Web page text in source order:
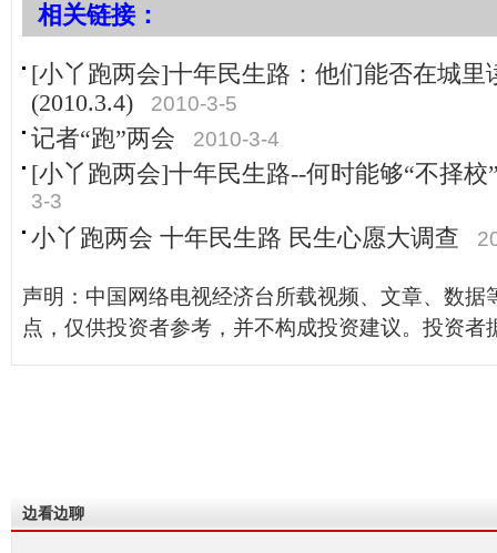
相关链接：
[小丫跑两会]十年民生路：他们能否在城里
(2010.3.4)
2010-3-5
记者“跑”两会 2010-3-4
[小丫跑两会]十年民生路--何时能够“不择校
3-3
小丫跑两会 十年民生路 民生心愿大调查
声明：中国网络电视经济台所载视频、文章、数据
点，仅供投资者参考，并不构成投资建议。投资者
边看边聊